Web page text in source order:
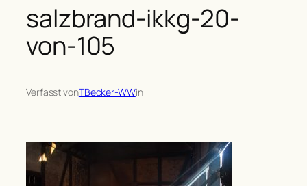
salzbrand-ikkg-20-
von-105
Verfasst vonTBecker-WWin